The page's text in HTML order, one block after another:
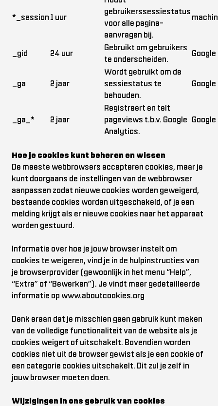
*_session 1 uur
gebruikerssessiestatus
voor alle pagina-
aanvragen bij.
_gid 24 uur
Gebruikt om gebruikers
te onderscheiden.
_ga 2 jaar
Wordt gebruikt om de
sessiestatus te
behouden.
_ga_* 2 jaar
Registreert en telt
pageviews t.b.v. Google
Analytics.
Hoe je cookies kunt beheren en wissen
De meeste webbrowsers accepteren cookies, maar je
kunt doorgaans de instellingen van de webbrowser
aanpassen zodat nieuwe cookies worden geweigerd,
bestaande cookies worden uitgeschakeld, of je een
melding krijgt als er nieuwe cookies naar het apparaat
worden gestuurd.
Informatie over hoe je jouw browser instelt om
cookies te weigeren, vind je in de hulpinstructies van
je browserprovider (gewoonlijk in het menu “Help”,
“Extra” of “Bewerken”). Je vindt meer gedetailleerde
informatie op www.aboutcookies.org
Denk eraan dat je misschien geen gebruik kunt maken
van de volledige functionaliteit van de website als je
cookies weigert of uitschakelt. Bovendien worden
cookies niet uit de browser gewist als je een cookie of
een categorie cookies uitschakelt. Dit zul je zelf in
jouw browser moeten doen.
Wijzigingen in ons gebruik van cookies